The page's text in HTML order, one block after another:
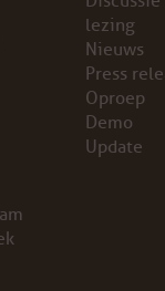
lezing
Nieuws
Press
Oproep
Demo
Update